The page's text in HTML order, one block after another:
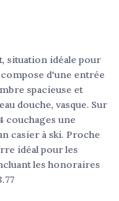
situation idéale pour
compose d'une entrée
spacieuse et
douche, vasque. Sur
couchages une
casier à ski. Proche
idéal pour les
les honoraires